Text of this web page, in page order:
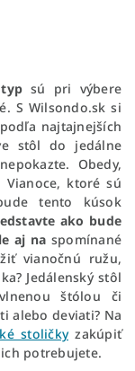
typ sú pri výbere
S Wilsondo.sk si
podľa najtajnejších
stôl do jedálne
Obedy,
ktoré sú
tento kúsok
ako bude
aj na spomínané
vianočnú ružu,
Jedálenský stôl
štólou či
alebo deviati? Na
stoličkyzakúpiť
potrebujete.